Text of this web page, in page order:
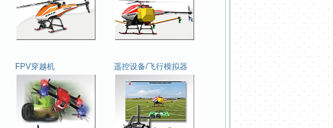
FPV穿越机 遥控设备/飞行模拟器